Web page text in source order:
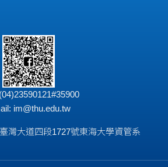
im@thu.edu.tw
灣大道四段1727號東海大學資管系